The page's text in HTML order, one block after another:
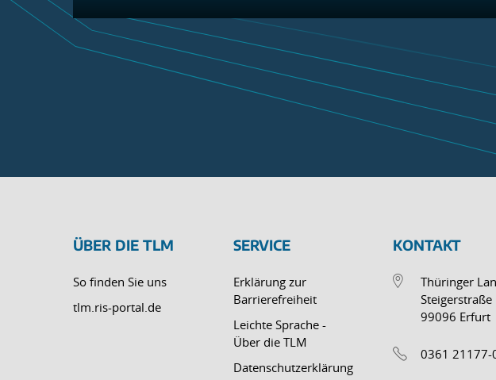
ÜBER DIE TLM
So finden Sie uns
tlm.ris-portal.de
SERVICE
Erklärung zur
Barrierefreiheit
Leichte Sprache -
Über die TLM
Datenschutzerklärung
KONTAKT
Thüringer
Steigerstraße
99096 Erfurt
0361 21177-